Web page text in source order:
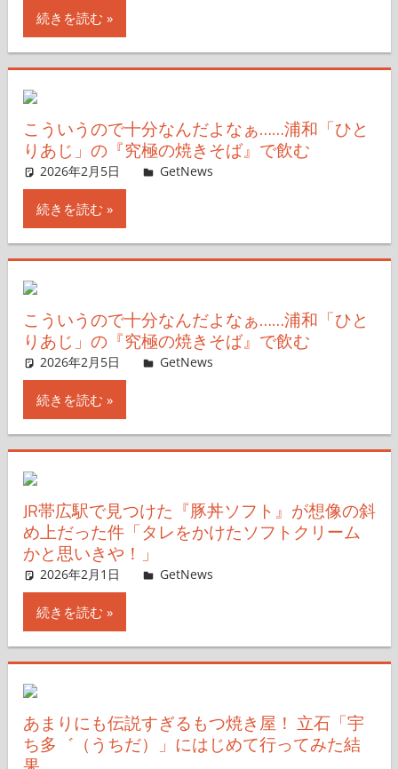
続きを読む
こういうので十分なんだよなぁ……浦和「ひと
りあじ」の『究極の焼きそば』で飲む
2026年2月5日 ガジェ通ウェブライター
GetNews
続きを読む
こういうので十分なんだよなぁ……浦和「ひと
りあじ」の『究極の焼きそば』で飲む
2026年2月5日 ガジェ通ウェブライター
GetNews
続きを読む
JR帯広駅で見つけた『豚丼ソフト』が想像の斜
め上だった件「タレをかけたソフトクリーム
かと思いきや！」
2026年2月1日 ガジェ通ウェブライター
GetNews
続きを読む
あまりにも伝説すぎるもつ焼き屋！ 立石「宇
ち多゛（うちだ）」にはじめて行ってみた結